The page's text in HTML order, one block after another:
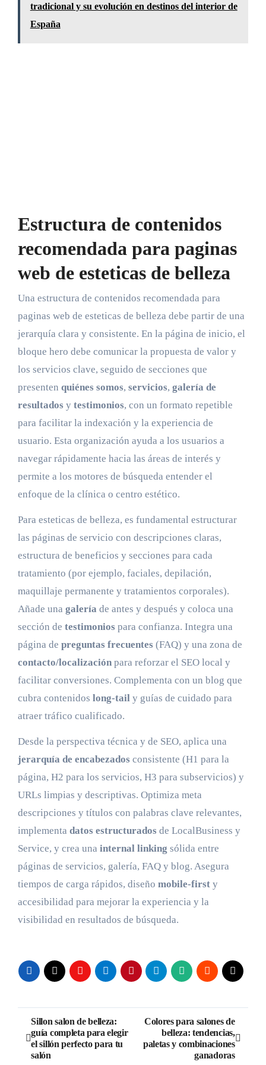
tradicional y su evolución en destinos del interior de
España
Estructura de contenidos
recomendada para paginas
web de esteticas de belleza
Una estructura de contenidos recomendada para
paginas web de esteticas de belleza debe partir de una
jerarquía clara y consistente. En la página de inicio, el
bloque hero debe comunicar la propuesta de valor y
los servicios clave, seguido de secciones que
presenten quiénes somos, servicios, galería de
resultados y testimonios, con un formato repetible
para facilitar la indexación y la experiencia de
usuario. Esta organización ayuda a los usuarios a
navegar rápidamente hacia las áreas de interés y
permite a los motores de búsqueda entender el
enfoque de la clínica o centro estético.
Para esteticas de belleza, es fundamental estructurar
las páginas de servicio con descripciones claras,
estructura de beneficios y secciones para cada
tratamiento (por ejemplo, faciales, depilación,
maquillaje permanente y tratamientos corporales).
Añade una galería de antes y después y coloca una
sección de testimonios para confianza. Integra una
página de preguntas frecuentes (FAQ) y una zona de
contacto/localizaciónpara reforzar el SEO local y
facilitar conversiones. Complementa con un blog que
cubra contenidos long-taily guías de cuidado para
atraer tráfico cualificado.
Desde la perspectiva técnica y de SEO, aplica una
jerarquía de encabezados consistente (H1 para la
página, H2 para los servicios, H3 para subservicios) y
URLs limpias y descriptivas. Optimiza meta
descripciones y títulos con palabras clave relevantes,
implementa datos estructurados de LocalBusiness y
Service, y crea una internal linking sólida entre
páginas de servicios, galería, FAQ y blog. Asegura
tiempos de carga rápidos, diseño mobile-firsty
accesibilidad para mejorar la experiencia y la
visibilidad en resultados de búsqueda.
Navegación
de
Sillon salon de belleza:
guía completa para elegir
el sillón perfecto para tu
salón
Colores para salones de
belleza: tendencias,
paletas y combinaciones
ganadoras